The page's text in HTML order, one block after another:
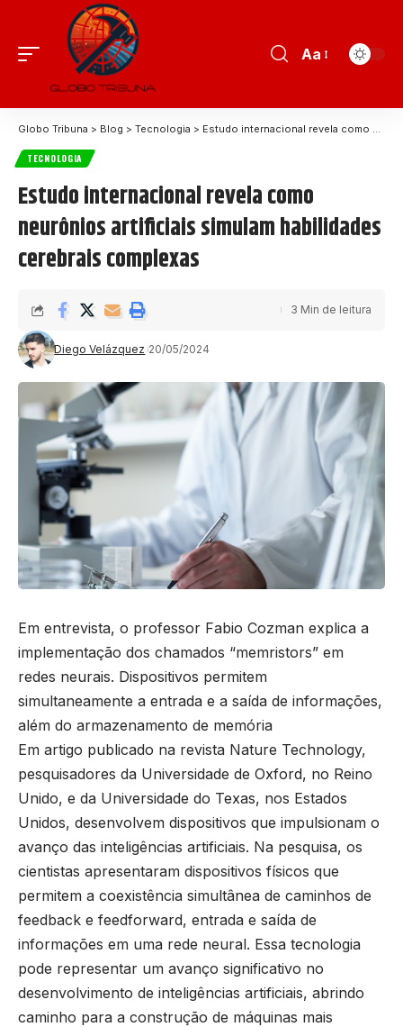
Aa
Globo Tribuna > Blog > Tecnologia > Estudo internacional revela como neurônios artificiais simulam habilidades cerebrais complexas
TECNOLOGIA
Estudo internacional revela como
neurônios artificiais simulam habilidades
cerebrais complexas
Diego Velázquez 20/05/2024
3 Min de leitura
Em entrevista, o professor Fabio Cozman explica a
implementação dos chamados “memristors” em
redes neurais. Dispositivos permitem
simultaneamente a entrada e a saída de informações,
além do armazenamento de memória
Em artigo publicado na revista Nature Technology,
pesquisadores da Universidade de Oxford, no Reino
Unido, e da Universidade do Texas, nos Estados
Unidos, desenvolvem dispositivos que impulsionam o
avanço das inteligências artificiais. Na pesquisa, os
cientistas apresentaram dispositivos físicos que
permitem a coexistência simultânea de caminhos de
feedback e feedforward, entrada e saída de
informações em uma rede neural. Essa tecnologia
pode representar um avanço significativo no
desenvolvimento de inteligências artificiais, abrindo
caminho para a construção de máquinas mais